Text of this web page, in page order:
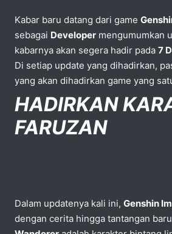
Kabar baru datang dari game
sebagai Developer mengumumkan
kabarnya akan segera hadir pada 7
Di setiap update yang dihadirkan,
yang akan dihadirkan game yang
HADIRKAN
FARUZAN
Dalam updatenya kali ini, Genshin
dengan cerita hingga tantangan